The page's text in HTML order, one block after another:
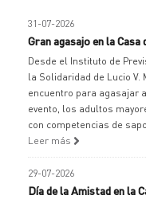
31-07-2026
Gran agasajo en la
Desde el Instituto de
la Solidaridad de Lucio
encuentro para agasajar
evento, los adultos
con competencias de
Leer más
29-07-2026
Día de la Amistad en la